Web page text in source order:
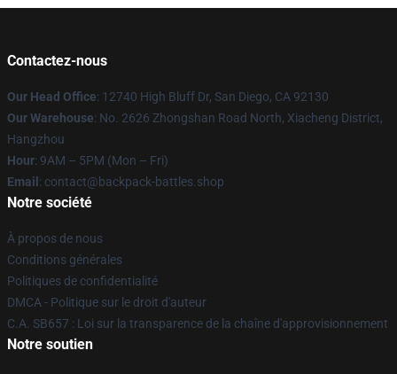
Contactez-nous
Our Head Office: 12740 High Bluff Dr, San Diego, CA 92130
Our Warehouse: No. 2626 Zhongshan Road North, Xiacheng District,
Hangzhou
Hour: 9AM – 5PM (Mon – Fri)
Email : contact@backpack-battles.shop
Notre société
À propos de nous
Conditions générales
Politiques de confidentialité
DMCA - Politique sur le droit d'auteur
C.A. SB657 : Loi sur la transparence de la chaîne d'approvisionnement
Notre soutien